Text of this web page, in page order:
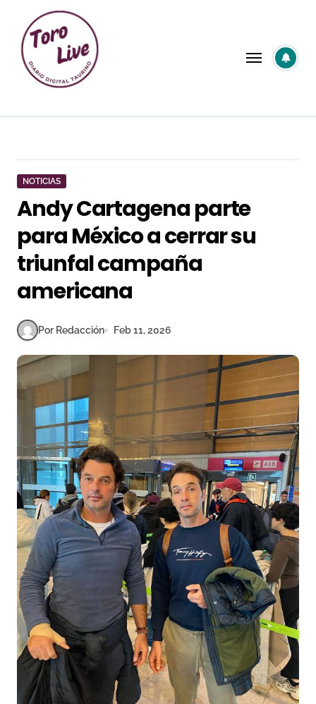
contenido
NOTICIAS
Andy Cartagena parte
para México a cerrar su
triunfal campaña
americana
Por Redacción Feb 11, 2026